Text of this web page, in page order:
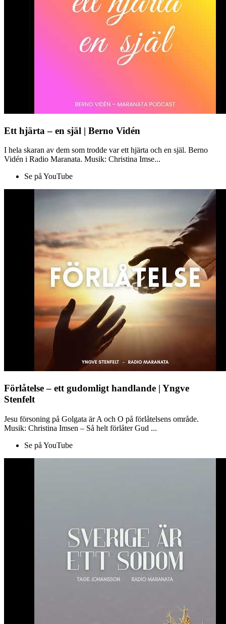
Ett hjärta – en själ | Berno Vidén
I hela skaran av dem som trodde var ett hjärta och en själ. Berno
Vidén i Radio Maranata. Musik: Christina Imse...
Se på YouTube
Förlåtelse – ett gudomligt handlande | Yngve
Stenfelt
Jesu försoning på Golgata är A och O på förlåtelsens område.
Musik: Christina Imsen – Så helt förlåter Gud ...
Se på YouTube